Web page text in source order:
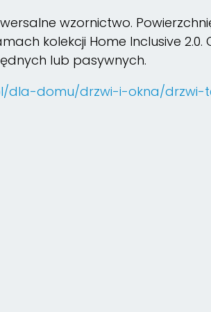
wzornictwo.
kolekcji Home Inclusive 2.0.
lub pasywnych.
dla-domu/drzwi-i-okna/